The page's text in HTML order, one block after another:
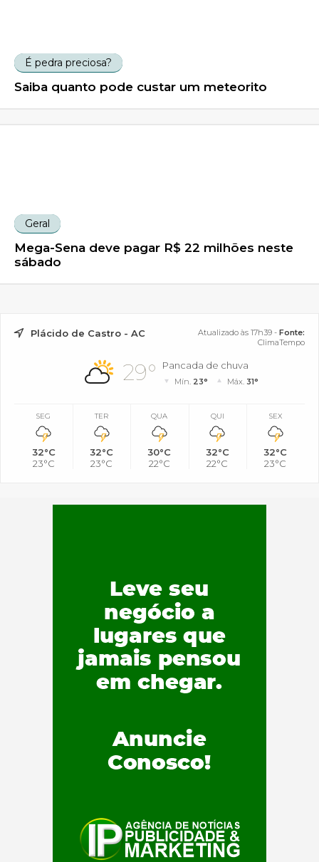
É pedra preciosa?
Saiba quanto pode custar um meteorito
Geral
Mega-Sena deve pagar R$ 22 milhões neste
sábado
Plácido de Castro - AC Atualizado às 17h39 - Fonte:
ClimaTempo
29° Pancada de chuva
Mín. 23° Máx. 31°
SEG
32°C
23°C
TER
32°C
23°C
QUA
30°C
22°C
QUI
32°C
22°C
SEX
32°C
23°C